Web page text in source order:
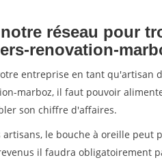
réseau pour
renovation-
entreprise en tant qu'artisan
marboz, il faut pouvoir
son chiffre d'affaires.
artisans, le bouche à oreille
il faudra obligatoirement